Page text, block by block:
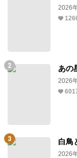
2026
あの
2026
白鳥
2026